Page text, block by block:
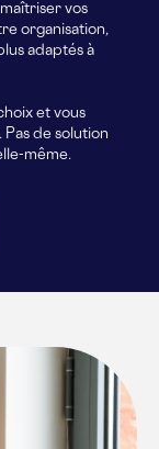
vos
organisation,
adaptés à
et vous
de solution
même.